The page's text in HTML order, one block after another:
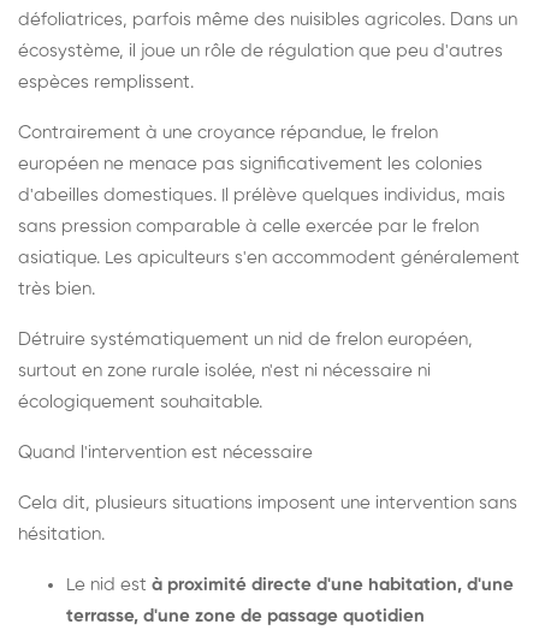
défoliatrices, parfois même des nuisibles agricoles. Dans un
écosystème, il joue un rôle de régulation que peu d'autres
espèces remplissent.
Contrairement à une croyance répandue, le frelon
européen ne menace pas significativement les colonies
d'abeilles domestiques. Il prélève quelques individus, mais
sans pression comparable à celle exercée par le frelon
asiatique. Les apiculteurs s'en accommodent généralement
très bien.
Détruire systématiquement un nid de frelon européen,
surtout en zone rurale isolée, n'est ni nécessaire ni
écologiquement souhaitable.
Quand l'intervention est nécessaire
Cela dit, plusieurs situations imposent une intervention sans
hésitation.
Le nid est à proximité directe d'une habitation, d'une
terrasse, d'une zone de passage quotidien